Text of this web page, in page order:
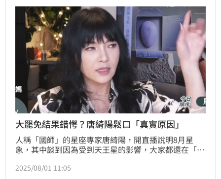
大罷免結果錯愕？唐綺陽鬆口「真實原因」
人稱「國師」的星座專家唐綺陽，開直播說明8月星
象，其中談到因為受到天王星的影響，大家都還在「彩
免，很多人對結果感到失望，但可能就是這個失望，能
2025/08/01 11:05